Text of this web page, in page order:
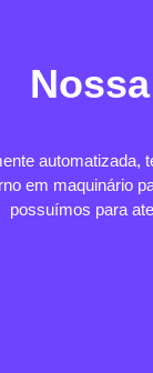
em maquinário
possuímos para